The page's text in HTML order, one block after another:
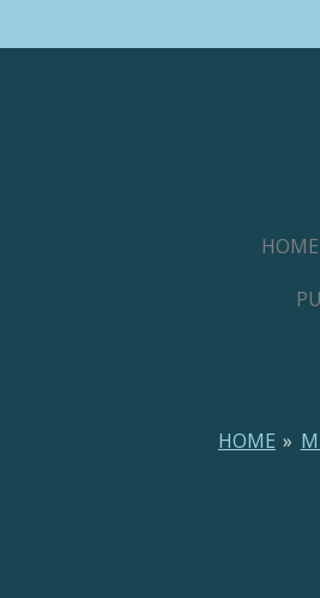
direct
HOME
HOME »